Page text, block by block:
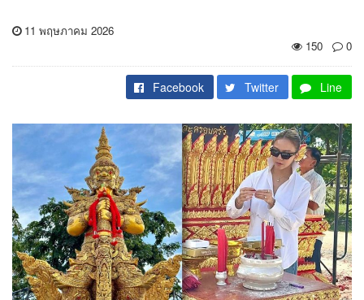
11 พฤษภาคม 2026
150
0
Facebook Twitter Line